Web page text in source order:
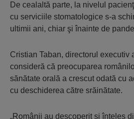
De cealaltă parte, la nivelul
cu serviciile stomatologice s-a
ultimii ani, chiar şi înainte de
Cristian Taban, directorul executiv
consideră că preocuparea
sănătate orală a crescut odată cu
cu deschiderea către srăinătate.
„Românii au descoperit şi înţeles